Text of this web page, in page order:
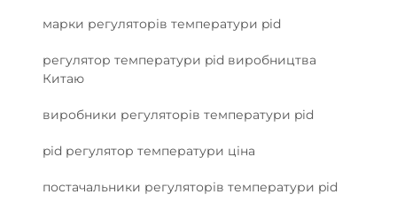
марки регуляторів температури pid
регулятор температури pid виробництва
Китаю
виробники регуляторів температури pid
pid регулятор температури ціна
постачальники регуляторів температури pid